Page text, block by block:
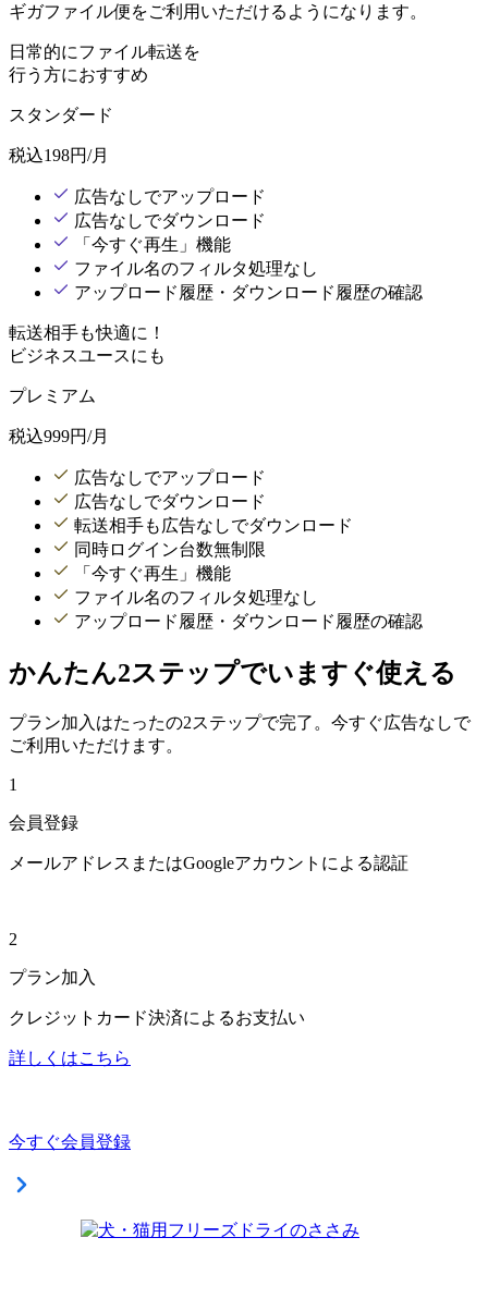
ギガファイル便をご利用いただけるようになります。
日常的にファイル転送を
行う方におすすめ
スタンダード
税込198円/月
広告なしでアップロード
広告なしでダウンロード
「今すぐ再生」機能
ファイル名のフィルタ処理なし
アップロード履歴・ダウンロード履歴の確認
転送相手も快適に！
ビジネスユースにも
プレミアム
税込999円/月
広告なしでアップロード
広告なしでダウンロード
転送相手も広告なしでダウンロード
同時ログイン台数無制限
「今すぐ再生」機能
ファイル名のフィルタ処理なし
アップロード履歴・ダウンロード履歴の確認
かんたん2ステップでいますぐ使える
プラン加入はたったの2ステップで完了。今すぐ広告なしで
ご利用いただけます。
1
会員登録
メールアドレスまたはGoogleアカウントによる認証
2
プラン加入
クレジットカード決済によるお支払い
詳しくはこちら
今すぐ会員登録